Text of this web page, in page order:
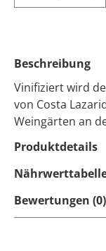
Beschreibung
Vinifiziert wird
von Costa
Weingärten an
Produktdetails
Bewertungen (0)